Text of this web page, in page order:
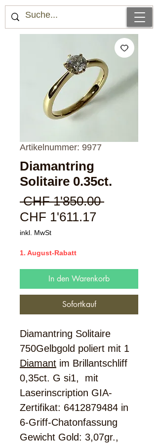
Artikelnummer: 9977
Diamantring
Solitaire 0.35ct.
CHF 1'850.00
CHF 1'611.17Sale-
inkl. MwSt
1. August-Rabatt
In den Warenkorb
Sofortkauf
Diamantring Solitaire
750Gelbgold poliert mit 1
Diamant im Brillantschliff
0,35ct. G si1, mit
Laserinscription GIA-
Zertifikat: 6412879484 in
6-Griff-Chatonfassung
Gewicht Gold: 3,07gr.,